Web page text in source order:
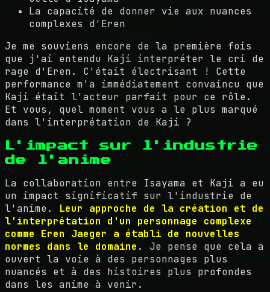
La capacité de donner vie aux nuances
complexes d'Eren
Je me souviens encore de la première fois
que j'ai entendu Kaji interpréter le cri de
rage d'Eren. C'était électrisant ! Cette
performance m'a immédiatement convaincu que
Kaji était l'acteur parfait pour ce rôle.
Et vous, quel moment vous a le plus marqué
dans l'interprétation de Kaji ?
L'impact sur l'industrie
de l'anime
La collaboration entre Isayama et Kaji a eu
un impact significatif sur l'industrie de
l'anime. Leur approche de la création et de
l'interprétation d'un personnage complexe
comme Eren Jaeger a établi de nouvelles
normes dans le domaine . Je pense que cela a
ouvert la voie à des personnages plus
nuancés et à des histoires plus profondes
dans les anime à venir.